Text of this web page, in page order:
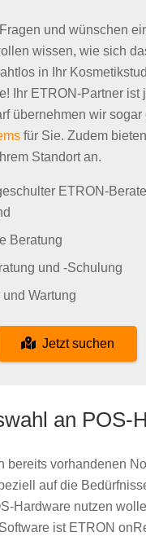
und wünschen
wissen, wie sich
in Ihr
Ihr ETRON-Partner ist
übernehmen wir sogar
für Sie. Zudem
Standort an.
ETRON-
Beratung
und -Schulung
und Wartung
Jetzt suchen
an POS-
bereits vorhandenen
auf die
Hardware nutzen
ist ETRON